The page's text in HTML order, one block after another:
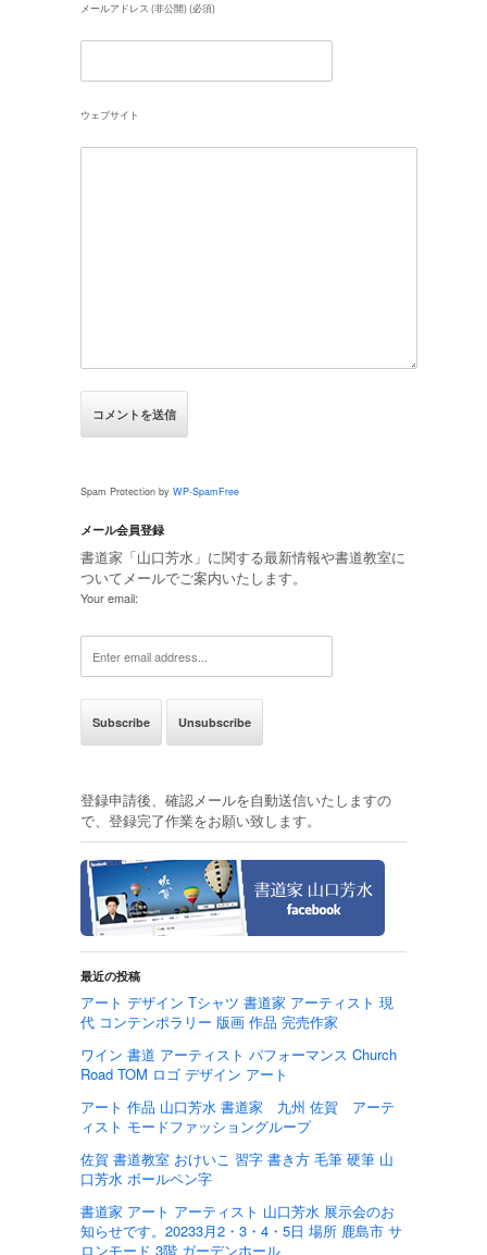
メールアドレス (非公開) (必須)
ウェブサイト
Spam Protection by WP-SpamFree
メール会員登録
書道家「山口芳水」に関する最新情報や書道教室に
ついてメールでご案内いたします。
Your email:
登録申請後、確認メールを自動送信いたしますの
で、登録完了作業をお願い致します。
最近の投稿
アート デザイン Tシャツ 書道家 アーティスト 現
代 コンテンポラリー 版画 作品 完売作家
ワイン 書道 アーティスト パフォーマンス Church
Road TOM ロゴ デザイン アート
アート 作品 山口芳水 書道家 九州 佐賀 アーテ
ィスト モードファッショングループ
佐賀 書道教室 おけいこ 習字 書き方 毛筆 硬筆 山
口芳水 ボールペン字
書道家 アート アーティスト 山口芳水 展示会のお
知らせです。20233月2・3・4・5日 場所 鹿島市 サ
ロンモード 3階 ガーデンホール